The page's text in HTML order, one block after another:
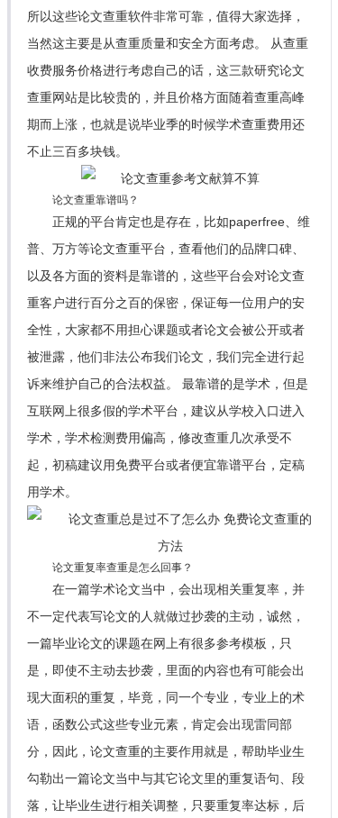
所以这些论文查重软件非常可靠，值得大家选择，
当然这主要是从查重质量和安全方面考虑。 从查重
收费服务价格进行考虑自己的话，这三款研究论文
查重网站是比较贵的，并且价格方面随着查重高峰
期而上涨，也就是说毕业季的时候学术查重费用还
不止三百多块钱。
论文查重靠谱吗？
正规的平台肯定也是存在，比如paperfree、维
普、万方等论文查重平台，查看他们的品牌口碑、
以及各方面的资料是靠谱的，这些平台会对论文查
重客户进行百分之百的保密，保证每一位用户的安
全性，大家都不用担心课题或者论文会被公开或者
被泄露，他们非法公布我们论文，我们完全进行起
诉来维护自己的合法权益。 最靠谱的是学术，但是
互联网上很多假的学术平台，建议从学校入口进入
学术，学术检测费用偏高，修改查重几次承受不
起，初稿建议用免费平台或者便宜靠谱平台，定稿
用学术。
论文重复率查重是怎么回事？
在一篇学术论文当中，会出现相关重复率，并
不一定代表写论文的人就做过抄袭的主动，诚然，
一篇毕业论文的课题在网上有很多参考模板，只
是，即使不主动去抄袭，里面的内容也有可能会出
现大面积的重复，毕竟，同一个专业，专业上的术
语，函数公式这些专业元素，肯定会出现雷同部
分，因此，论文查重的主要作用就是，帮助毕业生
勾勒出一篇论文当中与其它论文里的重复语句、段
落，让毕业生进行相关调整，只要重复率达标，后